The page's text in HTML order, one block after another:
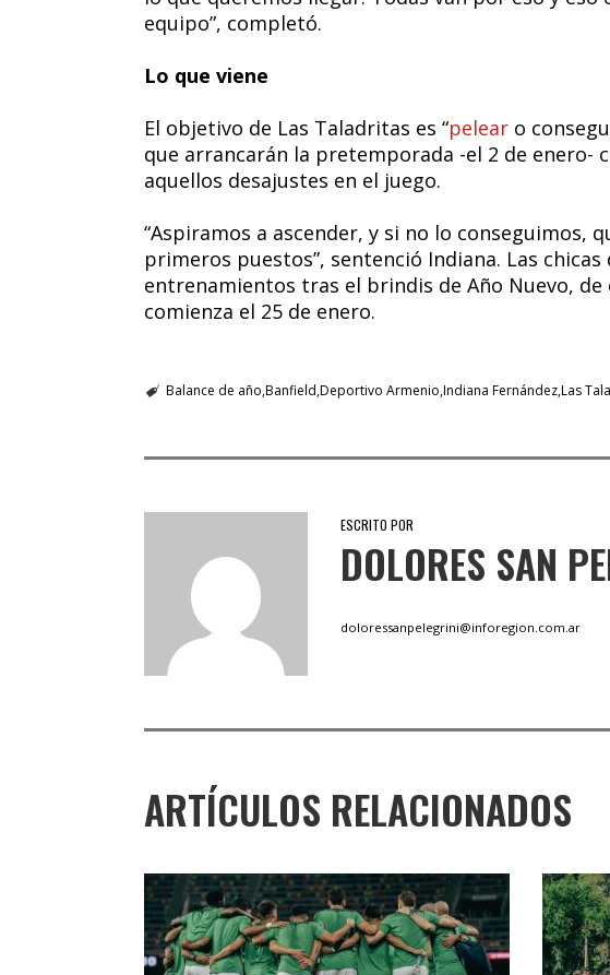
equipo”, completó.
Lo que viene
El objetivo de Las Taladritas es “pelear o
que arrancarán la pretemporada -el 2 de enero-
aquellos desajustes en el juego.
“Aspiramos a ascender, y si no lo conseguimos,
primeros puestos”, sentenció Indiana. Las
entrenamientos tras el brindis de Año Nuevo, de
comienza el 25 de enero.
Balance de año Banfield Deportivo Armenio Indiana FernándezLas
ESCRITO POR
DOLORES SAN
doloressanpelegrini@inforegion.com.ar
ARTÍCULOS RELACIONADOS